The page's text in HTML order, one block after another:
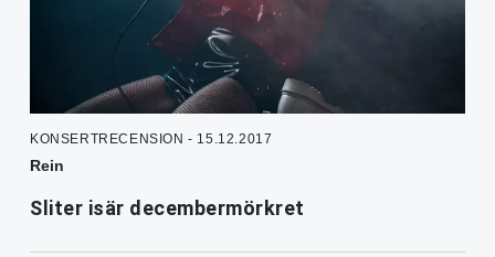
KONSERTRECENSION - 15.12.2017
Rein
Sliter isär decembermörkret